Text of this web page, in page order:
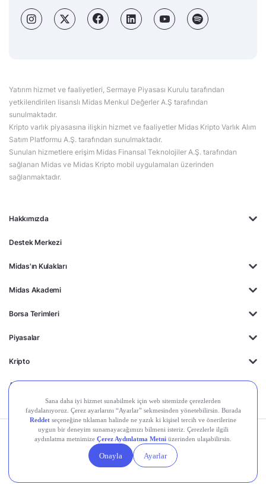
Hakkımızda
Destek Merkezi
Midas'ın Kulakları
Midas Akademi
Borsa Terimleri
Piyasalar
Kripto
Ayrıcalıklar
Yatırım hizmet ve faaliyetleri, Sermaye Piyasası Kurulu tarafından
yetkilendirilen lisanslı Midas Menkul Değerler A.Ş tarafından
sunulmaktadır.
Kripto varlık piyasasına ilişkin hizmet ve faaliyetler Midas Kripto Varlık Alım
Satım Platformu A.Ş. tarafından sunulmaktadır.
Sunulan hizmetlere erişim Midas Finansal Teknolojiler A.Ş. tarafından
sağlanan Midas ve Midas Kripto mobil uygulamaları üzerinden
sağlanmaktadır.
Kişisel Verilerin
Gizlilik
Yasal
Duyurular
Çerez